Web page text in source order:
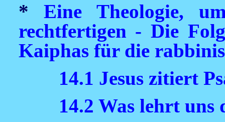
* Eine Theologie,
rechtfertigen - Die
Kaiphas für die
14.1 Jesus zitiert
14.2 Was lehrt uns